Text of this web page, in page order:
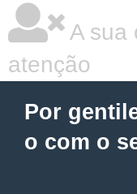
A sua
atenção
Por
o com o